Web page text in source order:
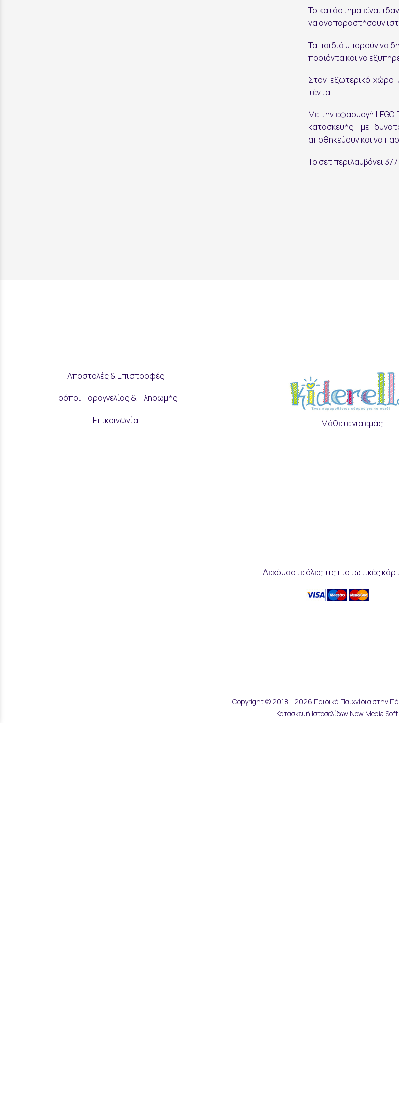
Το κατάστημα είναι
να αναπαραστήσουν
Τα παιδιά μπορούν να
προϊόντα και να
Στον εξωτερικό χώρο
τέντα.
Με την εφαρμογή LEGO
κατασκευής, με
αποθηκεύουν και να
Το σετ περιλαμβάνει
Αποστολές & Επιστροφές
Τρόποι Παραγγελίας & Πληρωμής
Επικοινωνία Μάθετε για εμάς
Δεχόμαστε όλες τις πιστωτικές
Copyright © 2018 - 2026 Παιδικά Παιχνίδια στην
Κατασκευή Ιστοσελίδων New Media Soft